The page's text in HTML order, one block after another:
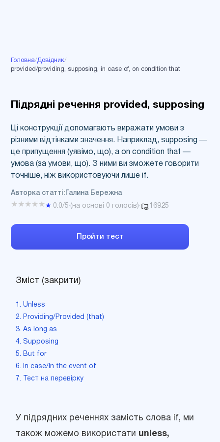
Головна/Довідник/
provided/providing, supposing, in case of, on condition that
Підрядні речення provided, supposing
Ці конструкції допомагають виражати умови з
різними відтінками значення. Наприклад, supposing —
це припущення (уявімо, що), а on condition that —
умова (за умови, що). З ними ви зможете говорити
точніше, ніж використовуючи лише if.
Авторка статті: Галина Бережна
★ ★ ★ ★ ★★ 0.0/5·(на основі 0 голосів)· 16925
Пройти тест
Зміст (закрити)
1. Unless
2. Providing/Provided (that)
3. As long as
4. Supposing
5. But for
6. In case/In the event of
7. Тест на перевірку
У підрядних реченнях замість слова if, ми
також можемо використати unless,